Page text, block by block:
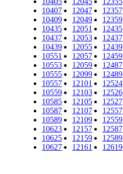
10407
10409
10435
10437
10439
10551
10553
10555
10557
10559
10585
10587
10589
10623
10625
10627
12047
12049
12051
12053
12055
12057
12059
12099
12101
12103
12105
12107
12109
12157
12159
12161
12357
12359
12435
12437
12439
12459
12487
12489
12524
12526
12527
12557
12559
12587
12589
12619